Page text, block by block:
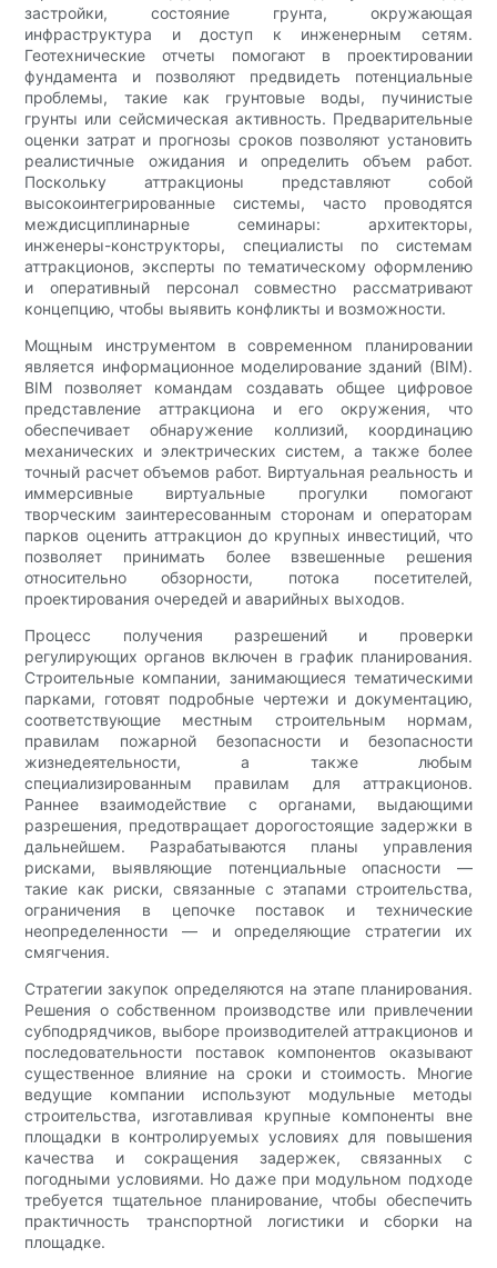
застройки, состояние грунта, окружающая
инфраструктура и доступ к инженерным сетям.
Геотехнические отчеты помогают в проектировании
фундамента и позволяют предвидеть потенциальные
проблемы, такие как грунтовые воды, пучинистые
грунты или сейсмическая активность. Предварительные
оценки затрат и прогнозы сроков позволяют установить
реалистичные ожидания и определить объем работ.
Поскольку аттракционы представляют собой
высокоинтегрированные системы, часто проводятся
междисциплинарные семинары: архитекторы,
инженеры-конструкторы, специалисты по системам
аттракционов, эксперты по тематическому оформлению
и оперативный персонал совместно рассматривают
концепцию, чтобы выявить конфликты и возможности.
Мощным инструментом в современном планировании
является информационное моделирование зданий (BIM).
BIM позволяет командам создавать общее цифровое
представление аттракциона и его окружения, что
обеспечивает обнаружение коллизий, координацию
механических и электрических систем, а также более
точный расчет объемов работ. Виртуальная реальность и
иммерсивные виртуальные прогулки помогают
творческим заинтересованным сторонам и операторам
парков оценить аттракцион до крупных инвестиций, что
позволяет принимать более взвешенные решения
относительно обзорности, потока посетителей,
проектирования очередей и аварийных выходов.
Процесс получения разрешений и проверки
регулирующих органов включен в график планирования.
Строительные компании, занимающиеся тематическими
парками, готовят подробные чертежи и документацию,
соответствующие местным строительным нормам,
правилам пожарной безопасности и безопасности
жизнедеятельности, а также любым
специализированным правилам для аттракционов.
Раннее взаимодействие с органами, выдающими
разрешения, предотвращает дорогостоящие задержки в
дальнейшем. Разрабатываются планы управления
рисками, выявляющие потенциальные опасности —
такие как риски, связанные с этапами строительства,
ограничения в цепочке поставок и технические
неопределенности — и определяющие стратегии их
смягчения.
Стратегии закупок определяются на этапе планирования.
Решения о собственном производстве или привлечении
субподрядчиков, выборе производителей аттракционов и
последовательности поставок компонентов оказывают
существенное влияние на сроки и стоимость. Многие
ведущие компании используют модульные методы
строительства, изготавливая крупные компоненты вне
площадки в контролируемых условиях для повышения
качества и сокращения задержек, связанных с
погодными условиями. Но даже при модульном подходе
требуется тщательное планирование, чтобы обеспечить
практичность транспортной логистики и сборки на
площадке.